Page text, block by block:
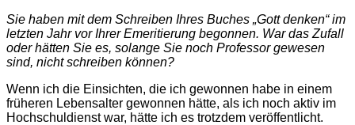
Sie haben mit dem Schreiben Ihres Buches „Gott denken“im
letzten Jahr vor Ihrer Emeritierung begonnen. War das Zufall
oder hätten Sie es, solange Sie noch Professor gewesen
sind, nicht schreiben können?
Wenn ich die Einsichten, die ich gewonnen habe in einem
früheren Lebensalter gewonnen hätte, als ich noch aktiv im
Hochschuldienst war, hätte ich es trotzdem veröffentlicht.